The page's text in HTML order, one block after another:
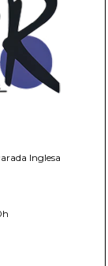
Inglesa